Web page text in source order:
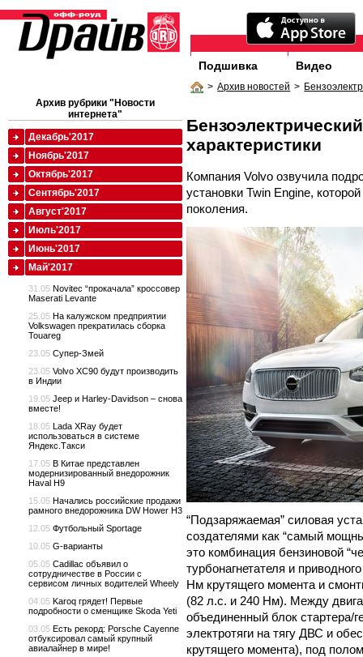
Подшивка Видео
> Архив новостей >
характеристики
Компания Volvo озвучила
установки Twin Engine,
поколения.
“Подзаряжаемая” силовая
создателями как “самый
это комбинация бензиновой
турбонагнетателя и
Нм крутящего момента и
(82 л.с. и 240 Нм). Между
объединенный блок стартера/
электротяги на тягу ДВС и
крутящего момента), под
Архив рубрики "Новости
интернета"
Декабрь'2017
Ноябрь'2017
Октябрь'2017
Сентябрь'2017
Август'2017
Июль'2017
Июнь'2017
Май'2017
31.05 Novitec “прокачала” кроссовер
Maserati Levante
25.05 На калужском предприятии
Volkswagen прекратилась сборка
Touareg
23.05 Супер-Змей
23.05 Volvo XC90 будут производить
в Индии
19.05 Jeep и Harley-Davidson – снова
вместе!
18.05 Lada XRay будет
использоваться в системе
Яндекс.Такси
17.05 В Китае представлен
модернизированный внедорожник
Haval H9
15.05 Начались российские продажи
рамного внедорожника DW Hower H3
12.05 Футбольный Sportage
10.05 G-варианты
05.05 Cadillac объявил о
сотрудничестве в России с
сервисом личных водителей Wheely
04.05 Karoq грядет! Первые
подробности о сменщике Skoda Yeti
03.05 Есть рекорд: Porsche Cayenne
отбуксировал самый крупный
авиалайнер в мире!